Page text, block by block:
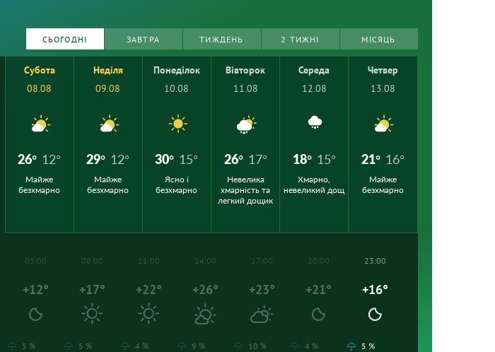
СЬОГОДНІ ЗАВТРА ТИЖДЕНЬ 2 ТИЖНІ МІСЯЦЬ
Субота
08.08
26° 12°
Майже
безхмарно
Неділя
09.08
29° 12°
Майже
безхмарно
Понеділок
10.08
30° 15°
Ясно і
безхмарно
Вівторок
11.08
26° 17°
Невелика
хмарність та
легкий дощик
Середа
12.08
18° 15°
Хмарно,
невеликий дощ
Четвер
13.08
21° 16°
Майже
безхмарно
05:00
+12°
5 %
08:00
+17°
5 %
11:00
+22°
4 %
14:00
+26°
9 %
17:00
+23°
10 %
20:00
+21°
4 %
23:00
+16°
5 %